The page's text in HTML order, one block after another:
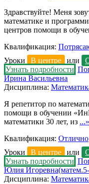
Здравствуйте! Меня
математике и
центров помощи в
Квалификация:
Уроки
В центре или
Узнать подробности
Ирина Васильевна
Дисциплина:
Я репетитор по
помощи в обучении
математики 30 лет, из ...»
Квалификация: Отлично
Уроки
В центре или
Узнать подробности
Юлия
Дисциплина: